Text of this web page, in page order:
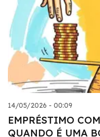
14/05/2026 - 00:09
EMPRÉSTIMO
QUANDO É UMA